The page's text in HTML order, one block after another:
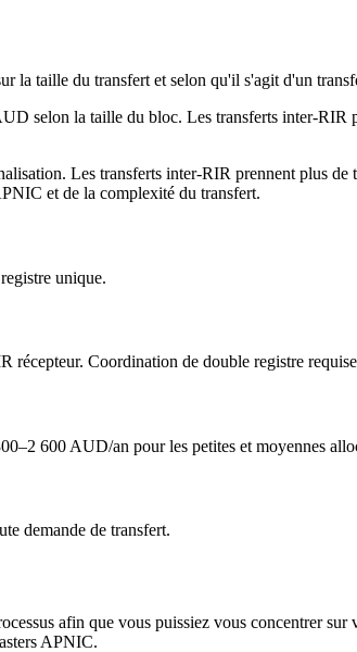
la taille du transfert et selon qu'il s'agit d'un
selon la taille du bloc. Les transferts inter-RIR
Les transferts inter-RIR prennent plus de
et de la complexité du transfert.
unique.
récepteur. Coordination de double registre
600 AUD/an pour les petites et moyennes
demande de transfert.
afin que vous puissiez vous concentrer sur
APNIC.